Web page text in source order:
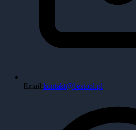
Email:kontakt@bestool.pl